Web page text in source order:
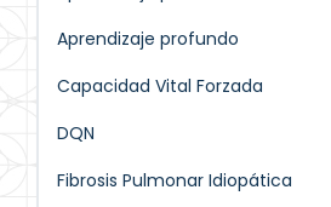
Aprendizaje profundo
Capacidad Vital Forzada
DQN
Fibrosis Pulmonar Idiopática